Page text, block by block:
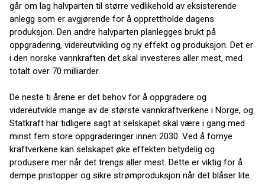
går om lag halvparten til større vedlikehold av eksisterende
anlegg som er avgjørende for å opprettholde dagens
produksjon. Den andre halvparten planlegges brukt på
oppgradering, videreutvikling og ny effekt og produksjon. Det er
i den norske vannkraften det skal investeres aller mest, med
totalt over 70 milliarder.
De neste ti årene er det behov for å oppgradere og
videreutvikle mange av de største vannkraftverkene i Norge, og
Statkraft har tidligere sagt at selskapet skal være i gang med
minst fem store oppgraderinger innen 2030. Ved å fornye
kraftverkene kan selskapet øke effekten betydelig og
produsere mer når det trengs aller mest. Dette er viktig for å
dempe pristopper og sikre strømproduksjon når det blåser lite.